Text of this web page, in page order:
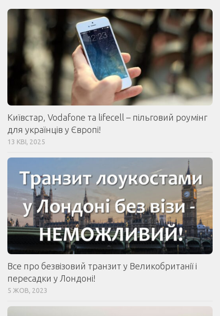
Київстар, Vodafone та lifecell – пільговий роумінг
для українців у Європі!
13 КВІ, 2025
Все про безвізовий транзит у Великобританії і
пересадки у Лондоні!
5 ЖОВ, 2023